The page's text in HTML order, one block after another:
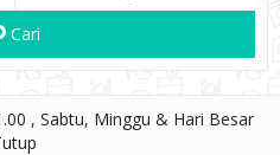
Cari
, Sabtu, Minggu & Hari Besar